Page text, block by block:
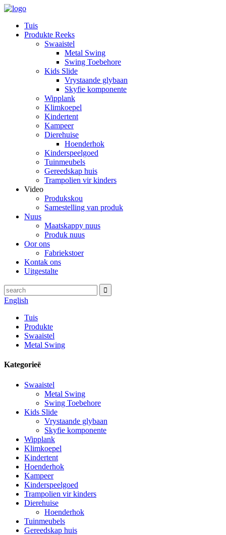
Tuis
Produkte Reeks
Swaaistel
Metal Swing
Swing Toebehore
Kids Slide
Vrystaande glybaan
Skyfie komponente
Wipplank
Klimkoepel
Kindertent
Kampeer
Dierehuise
Hoenderhok
Kinderspeelgoed
Tuinmeubels
Gereedskap huis
Trampolien vir kinders
Video
Produkskou
Samestelling van produk
Nuus
Maatskappy nuus
Produk nuus
Oor ons
Fabriekstoer
Kontak ons
Uitgestalte
English
Tuis
Produkte
Swaaistel
Metal Swing
Kategorieë
Swaaistel
Metal Swing
Swing Toebehore
Kids Slide
Vrystaande glybaan
Skyfie komponente
Wipplank
Klimkoepel
Kindertent
Hoenderhok
Kampeer
Kinderspeelgoed
Trampolien vir kinders
Dierehuise
Hoenderhok
Tuinmeubels
Gereedskap huis